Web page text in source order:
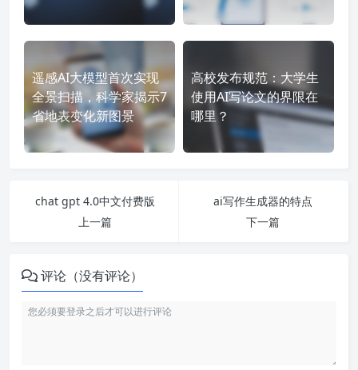
遥感AI大模型首次实现
全景扫描，科学家揭示7
省地表变化新图景
高校发布规范：大学生
使用AI写论文的界限在
哪里？
chat gpt 4.0中文付费版
上一篇
ai写作生成器的特点
下一篇
评论（没有评论）